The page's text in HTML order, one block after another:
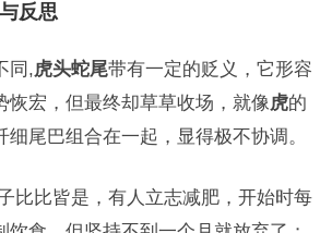
反思
同,虎头蛇尾带有一定的贬义，它形容
恢宏，但最终却草草收场，就像 虎的
细尾巴组合在一起，显得极不协调。
比比皆是，有人立志减肥，开始时每